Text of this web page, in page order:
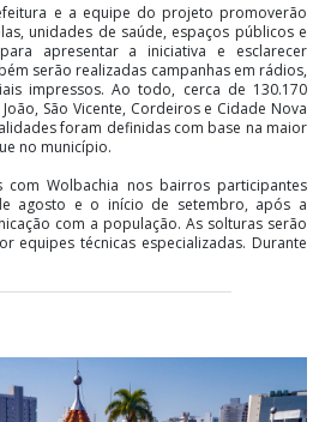
e a equipe do projeto promoverão
unidades de saúde, espaços públicos e
apresentar a iniciativa e esclarecer
serão realizadas campanhas em rádios,
impressos. Ao todo, cerca de 130.170
São Vicente, Cordeiros e Cidade Nova
foram definidas com base na maior
no município.
Wolbachia nos bairros participantes
agosto e o início de setembro, após a
com a população. As solturas serão
equipes técnicas especializadas. Durante
chamadas ovitrampas, instaladas
Os ovos coletados serão analisados em
da Wolbachia e acompanhar sua